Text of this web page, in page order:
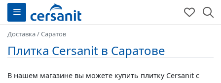
Доставка/Саратов
Плитка Cersanit в Саратове
В нашем магазине вы можете купить плитку Cersanit с